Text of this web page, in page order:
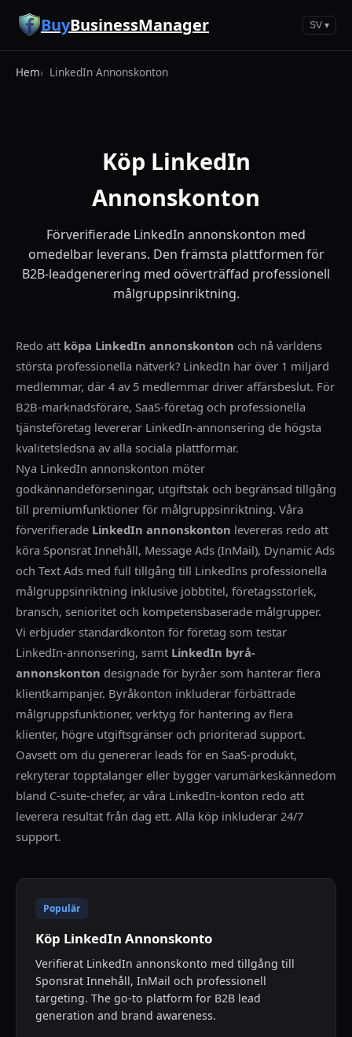
Hoppa till huvudinnehåll
BuyBusinessManager SV ▾
Hem LinkedIn Annonskonton
Köp LinkedIn
Annonskonton
Förverifierade LinkedIn annonskonton med
omedelbar leverans. Den främsta plattformen för
B2B-leadgenerering med oöverträffad professionell
målgruppsinriktning.
Redo att köpa LinkedIn annonskonton och nå världens
största professionella nätverk? LinkedIn har över 1 miljard
medlemmar, där 4 av 5 medlemmar driver affärsbeslut. För
B2B-marknadsförare, SaaS-företag och professionella
tjänsteföretag levererar LinkedIn-annonsering de högsta
kvalitetsledsna av alla sociala plattformar.
Nya LinkedIn annonskonton möter
godkännandeförseningar, utgiftstak och begränsad tillgång
till premiumfunktioner för målgruppsinriktning. Våra
förverifierade LinkedIn annonskonton levereras redo att
köra Sponsrat Innehåll, Message Ads (InMail), Dynamic Ads
och Text Ads med full tillgång till LinkedIns professionella
målgruppsinriktning inklusive jobbtitel, företagsstorlek,
bransch, senioritet och kompetensbaserade målgrupper.
Vi erbjuder standardkonton för företag som testar
LinkedIn-annonsering, samt LinkedIn byrå-
annonskonton designade för byråer som hanterar flera
klientkampanjer. Byråkonton inkluderar förbättrade
målgruppsfunktioner, verktyg för hantering av flera
klienter, högre utgiftsgränser och prioriterad support.
Oavsett om du genererar leads för en SaaS-produkt,
rekryterar topptalanger eller bygger varumärkeskännedom
bland C-suite-chefer, är våra LinkedIn-konton redo att
leverera resultat från dag ett. Alla köp inkluderar 24/7
support.
Populär
Köp LinkedIn Annonskonto
Verifierat LinkedIn annonskonto med tillgång till
Sponsrat Innehåll, InMail och professionell
targeting. The go-to platform for B2B lead
generation and brand awareness.